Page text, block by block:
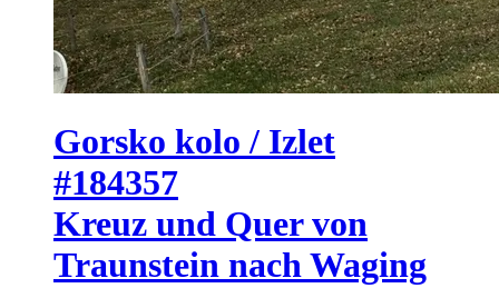
Gorsko kolo / Izlet
#184357
Kreuz und Quer von
Traunstein nach Waging